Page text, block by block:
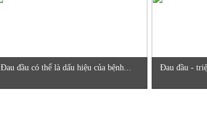
Đau đầu có thể là dấu hiệu của bệnh... Đau đầu -